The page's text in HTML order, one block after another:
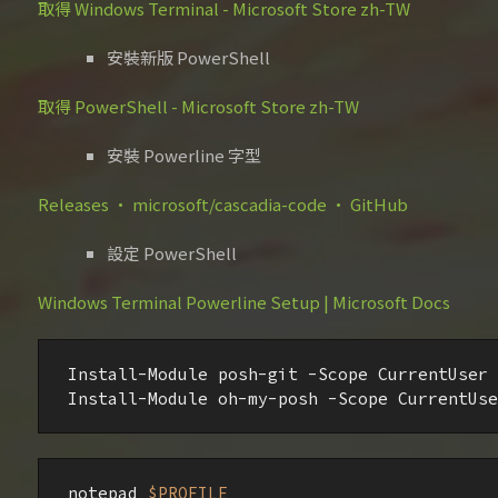
取得 Windows Terminal - Microsoft Store zh-TW
安裝新版 PowerShell
取得 PowerShell - Microsoft Store zh-TW
安裝 Powerline 字型
Releases · microsoft/cascadia-code · GitHub
設定 PowerShell
Windows Terminal Powerline Setup | Microsoft Docs
Install-Module posh-git -Scope CurrentUser
Install-Module oh-my-posh -Scope
notepad $PROFILE